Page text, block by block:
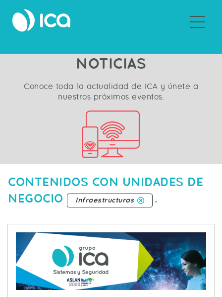
NOTICIAS
Conoce toda la actualidad de ICA y únete a
nuestros próximos eventos.
CONTENIDOS CON UNIDADES DE
NEGOCIO
Infraestructuras .